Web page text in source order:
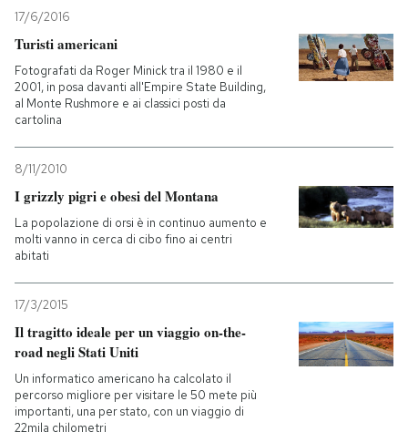
17/6/2016
Turisti americani
Fotografati da Roger Minick tra il 1980 e il
2001, in posa davanti all'Empire State Building,
al Monte Rushmore e ai classici posti da
cartolina
8/11/2010
I grizzly pigri e obesi del Montana
La popolazione di orsi è in continuo aumento e
molti vanno in cerca di cibo fino ai centri
abitati
17/3/2015
Il tragitto ideale per un viaggio on-the-
road negli Stati Uniti
Un informatico americano ha calcolato il
percorso migliore per visitare le 50 mete più
importanti, una per stato, con un viaggio di
22mila chilometri